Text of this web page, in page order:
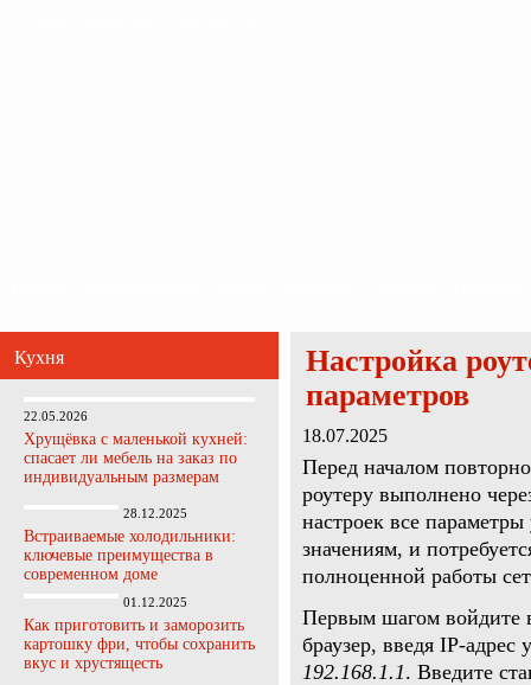
Кухня
22.05.2026
Хрущёвка с маленькой кухней:
спасает ли мебель на заказ по
индивидуальным размерам
28.12.2025
Встраиваемые холодильники:
ключевые преимущества в
современном доме
01.12.2025
Как приготовить и заморозить
картошку фри, чтобы сохранить
вкус и хрустящесть
Настройка
параметров
18.07.2025
Перед началом
роутеру выполнено
настроек все
значениям, и
полноценной работы
Первым шагом войдите
браузер, введя IP-
192.168.1.1. Введите